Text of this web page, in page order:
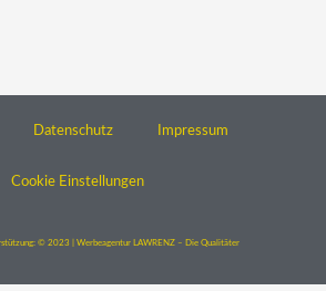
Datenschutz Impressum
Cookie Einstellungen
© 2023 | Werbeagentur LAWRENZ – Die Qualitäter